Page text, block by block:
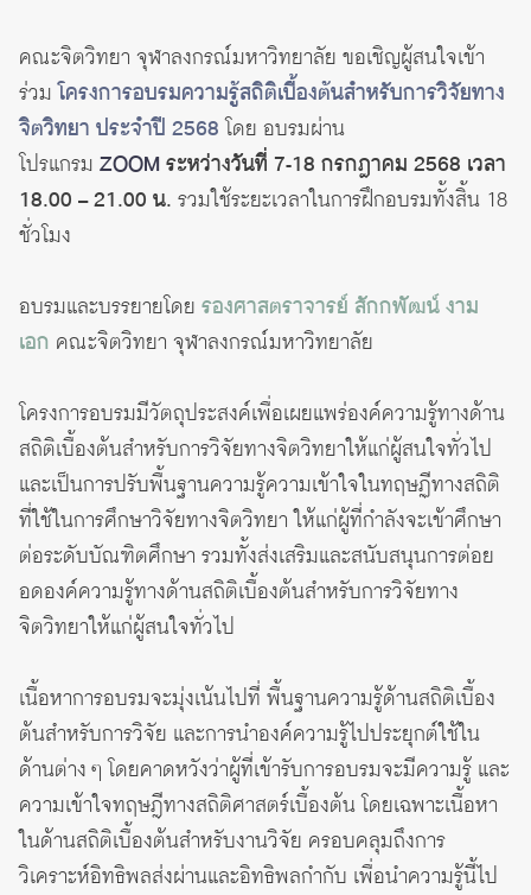
คณะจิตวิทยา จุฬาลงกรณ์มหาวิทยาลัย ขอเชิญผู้สนใจเข้า
ร่วมโครงการอบรมความรู้สถิติเบื้องต้นสำหรับการวิจัยทาง
จิตวิทยา ประจำปี 2568โดย อบรมผ่าน
โปรแกรม ZOOMระหว่างวันที่ 7-18 กรกฎาคม 2568 เวลา
18.00 – 21.00 น. รวมใช้ระยะเวลาในการฝึกอบรมทั้งสิ้น 18
ชั่วโมง
อบรมและบรรยายโดย รองศาสตราจารย์ สักกพัฒน์ งาม
เอก คณะจิตวิทยา จุฬาลงกรณ์มหาวิทยาลัย
โครงการอบรมมีวัตถุประสงค์เพื่อเผยแพร่องค์ความรู้ทางด้าน
สถิติเบื้องต้นสำหรับการวิจัยทางจิตวิทยาให้แก่ผู้สนใจทั่วไป
และเป็นการปรับพื้นฐานความรู้ความเข้าใจในทฤษฏีทางสถิติ
ที่ใช้ในการศึกษาวิจัยทางจิตวิทยา ให้แก่ผู้ที่กำลังจะเข้าศึกษา
ต่อระดับบัณฑิตศึกษา รวมทั้งส่งเสริมและสนับสนุนการต่อย
อดองค์ความรู้ทางด้านสถิติเบื้องต้นสำหรับการวิจัยทาง
จิตวิทยาให้แก่ผู้สนใจทั่วไป
เนื้อหาการอบรมจะมุ่งเน้นไปที่ พื้นฐานความรู้ด้านสถิติเบื้อง
ต้นสำหรับการวิจัย และการนำองค์ความรู้ไปประยุกต์ใช้ใน
ด้านต่าง ๆ โดยคาดหวังว่าผู้ที่เข้ารับการอบรมจะมีความรู้ และ
ความเข้าใจทฤษฎีทางสถิติศาสตร์เบื้องต้น โดยเฉพาะเนื้อหา
ในด้านสถิติเบื้องต้นสำหรับงานวิจัย ครอบคลุมถึงการ
วิเคราะห์อิทธิพลส่งผ่านและอิทธิพลกำกับ เพื่อนำความรู้นี้ไป